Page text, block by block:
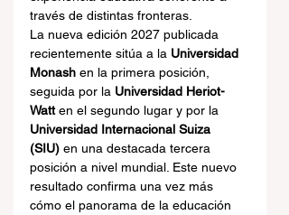
través de distintas fronteras.
La nueva edición 2027 publicada
recientemente sitúa a la Universidad
Monash en la primera posición,
seguida por la Universidad Heriot-
Watt en el segundo lugar y por la
Universidad Internacional Suiza
(SIU) en una destacada tercera
posición a nivel mundial. Este nuevo
resultado confirma una vez más
cómo el panorama de la educación